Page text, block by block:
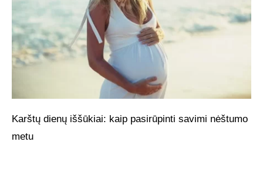
Karštų dienų iššūkiai: kaip pasirūpinti savimi nėštumo
metu